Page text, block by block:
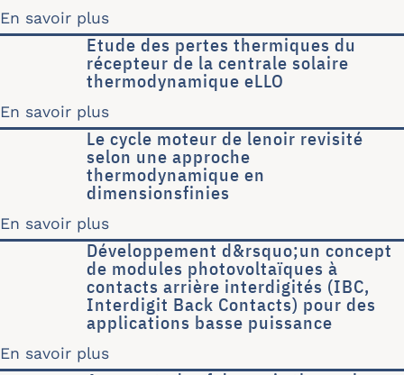
En savoir plus
Etude des pertes thermiques du
récepteur de la centrale solaire
thermodynamique eLLO
En savoir plus
Le cycle moteur de lenoir revisité
selon une approche
thermodynamique en
dimensionsfinies
En savoir plus
Développement d&rsquo;un concept
de modules photovoltaïques à
contacts arrière interdigités (IBC,
Interdigit Back Contacts) pour des
applications basse puissance
En savoir plus